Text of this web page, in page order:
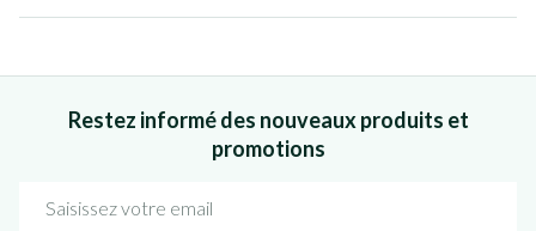
Restez informé des nouveaux produits et
promotions